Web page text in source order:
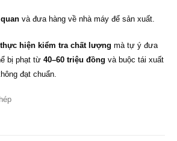
và đưa hàng về nhà máy để sản xuất.
hiện kiểm tra chất lượng mà tự ý đưa
bị phạt từ 40–60 triệu đồng và buộc tái xuất
đạt chuẩn.